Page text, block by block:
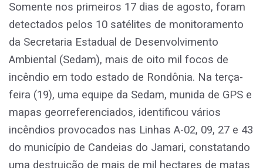
Somente nos primeiros 17 dias de agosto, foram
detectados pelos 10 satélites de monitoramento
da Secretaria Estadual de Desenvolvimento
Ambiental (Sedam), mais de oito mil focos de
incêndio em todo estado de Rondônia. Na terça-
feira (19), uma equipe da Sedam, munida de GPS e
mapas georreferenciados, identificou vários
incêndios provocados nas Linhas A-02, 09, 27 e 43
do município de Candeias do Jamari, constatando
uma destruição de mais de mil hectares de matas